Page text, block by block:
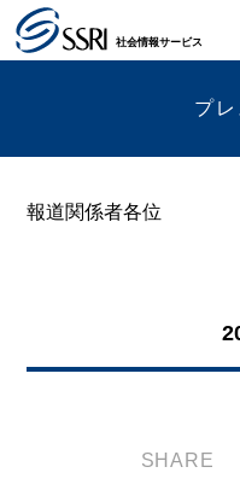
社会情報サービス
プ
報道関係者各位
SHARE